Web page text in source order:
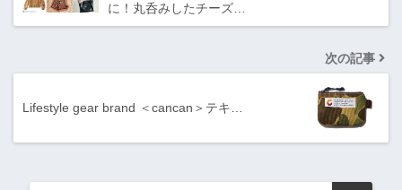
に！丸呑みしたチーズ…
次の記事
Lifestyle gear brand ＜cancan＞テキ…